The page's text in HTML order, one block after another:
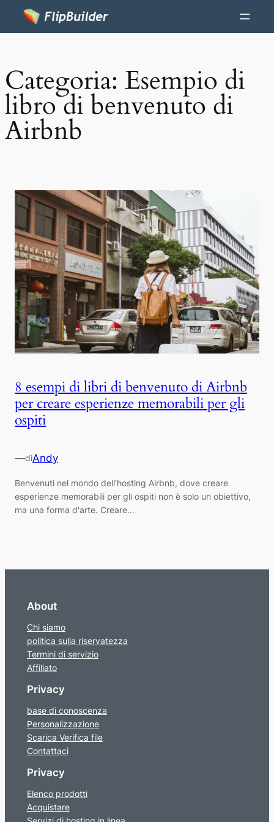
Categoria: Esempio di
libro di benvenuto di
Airbnb
8 esempi di libri di benvenuto di Airbnb
per creare esperienze memorabili per gli
ospiti
—diAndy
Benvenuti nel mondo dell'hosting Airbnb, dove creare
esperienze memorabili per gli ospiti non è solo un obiettivo,
ma una forma d'arte. Creare…
About
Chi siamo
politica sulla riservatezza
Termini di servizio
Affiliato
Privacy
base di conoscenza
Personalizzazione
Scarica Verifica file
Contattaci
Privacy
Elenco prodotti
Acquistare